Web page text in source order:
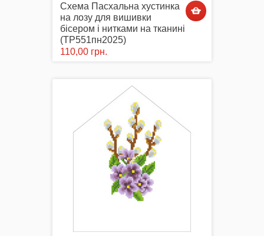
Подарункові сертифікати
Схема Пасхальна хустинка
на лозу для вишивки
бісером і нитками на тканині
(ТР551пн2025)
110,00 грн.